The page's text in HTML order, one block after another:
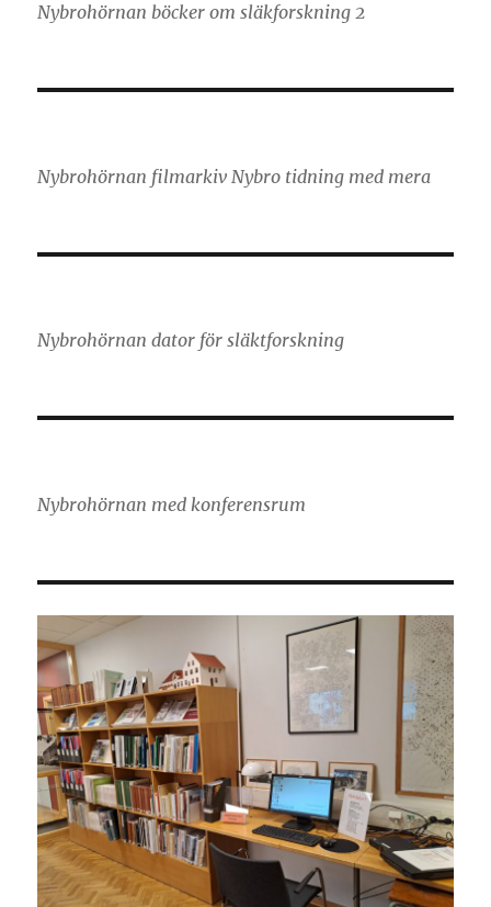
Nybrohörnan böcker om släkforskning 2
Nybrohörnan filmarkiv Nybro tidning med mera
Nybrohörnan dator för släktforskning
Nybrohörnan med konferensrum